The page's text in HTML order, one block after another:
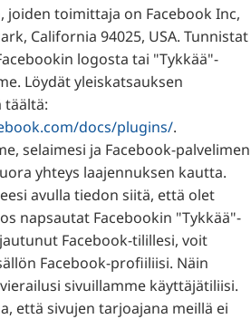
joiden toimittaja on Facebook Inc,
California 94025, USA. Tunnistat
logosta tai "Tykkää"-
Löydät yleiskatsauksen
täältä:
docs/plugins/.
selaimesi ja Facebook-palvelimen
yhteys laajennuksen kautta.
avulla tiedon siitä, että olet
napsautat Facebookin "Tykkää"-
Facebook-tilillesi, voit
Facebook-profiiliisi. Näin
sivuillamme käyttäjätiliisi.
että sivujen tarjoajana meillä ei